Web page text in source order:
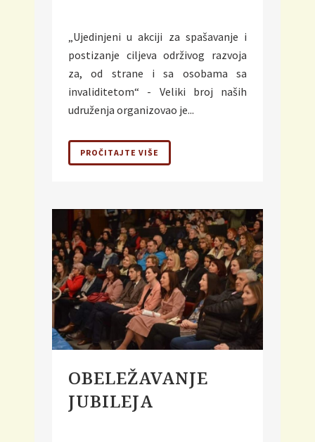
„Ujedinjeni u akciji za spašavanje i
postizanje ciljeva održivog razvoja
za, od strane i sa osobama sa
invaliditetom“ - Veliki broj naših
udruženja organizovao je...
PROČITAJTE VIŠE
OBELEŽAVANJE
JUBILEJA